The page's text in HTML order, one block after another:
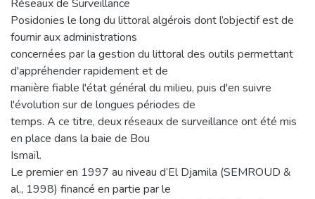
Réseaux de Surveillance
Posidonies le long du littoral algérois dont l’objectif est de
fournir aux administrations
concernées par la gestion du littoral des outils permettant
d'appréhender rapidement et de
manière fiable l'état général du milieu, puis d'en suivre
l'évolution sur de longues périodes de
temps. A ce titre, deux réseaux de surveillance ont été mis
en place dans la baie de Bou
Ismaïl.
Le premier en 1997 au niveau d’El Djamila (SEMROUD &
al., 1998) financé en partie par le